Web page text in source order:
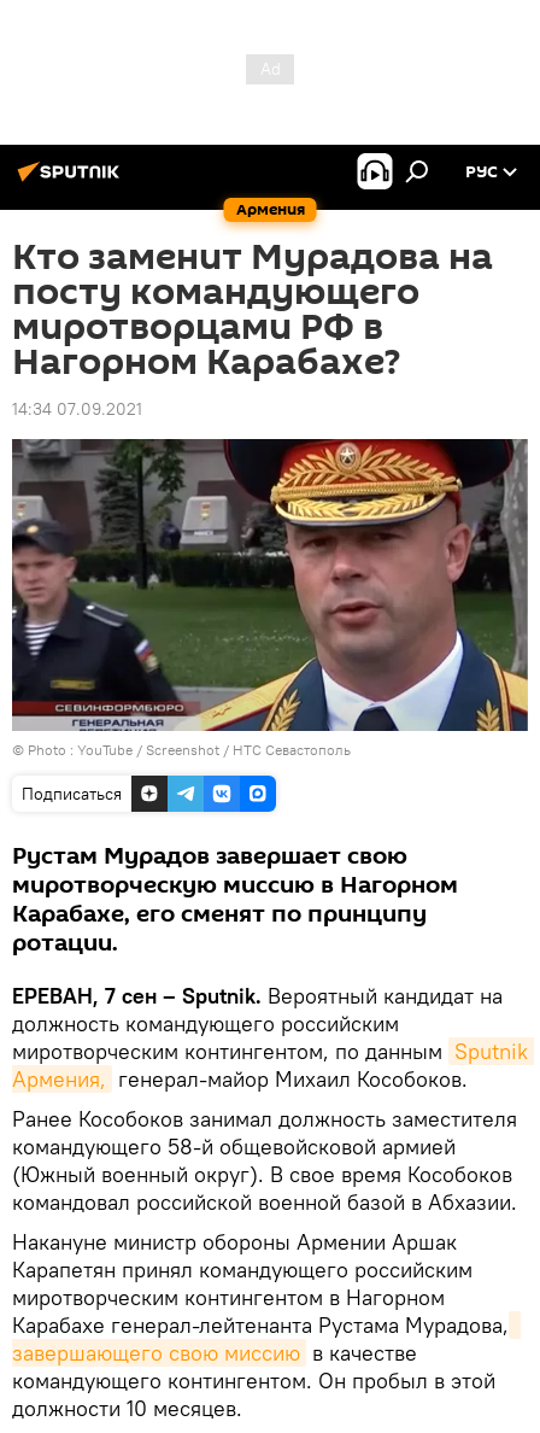
Армения
РУС
Кто заменит Мурадова на
посту командующего
миротворцами РФ в
Нагорном Карабахе?
14:34 07.09.2021
© Photo : YouTube / Screenshot / НТС Севастополь
Подписаться
Рустам Мурадов завершает свою
миротворческую миссию в Нагорном
Карабахе, его сменят по принципу
ротации.
ЕРЕВАН, 7 сен – Sputnik. Вероятный кандидат на
должность командующего российским
миротворческим контингентом, по данным Sputnik
Армения, генерал-майор Михаил Кособоков.
Ранее Кособоков занимал должность заместителя
командующего 58-й общевойсковой армией
(Южный военный округ). В свое время Кособоков
командовал российской военной базой в Абхазии.
Накануне министр обороны Армении Аршак
Карапетян принял командующего российским
миротворческим контингентом в Нагорном
Карабахе генерал-лейтенанта Рустама Мурадова,
завершающего свою миссию в качестве
командующего контингентом. Он пробыл в этой
должности 10 месяцев.